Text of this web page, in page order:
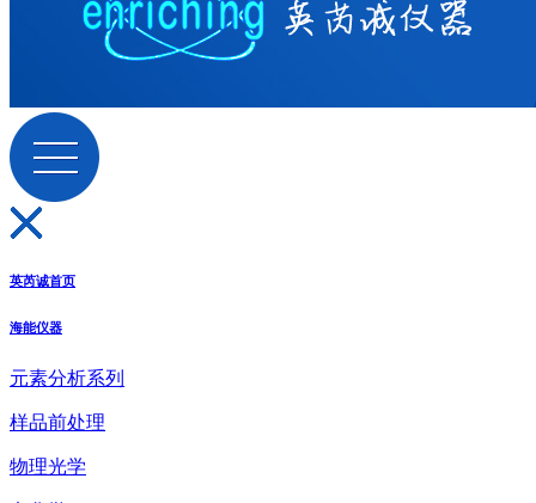
英芮诚首页
海能仪器
元素分析系列
样品前处理
物理光学